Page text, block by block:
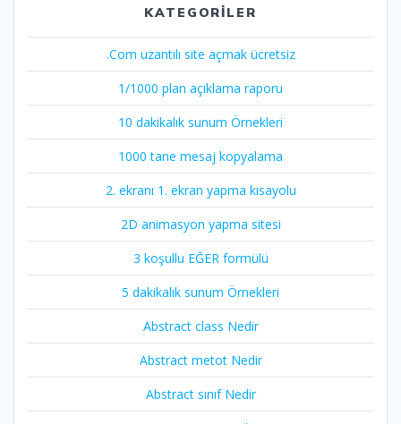
KATEGORILER
.Com uzantılı site açmak ücretsiz
1/1000 plan açıklama raporu
10 dakikalık sunum Örnekleri
1000 tane mesaj kopyalama
2. ekranı 1. ekran yapma kısayolu
2D animasyon yapma sitesi
3 koşullu EĞER formülü
5 dakikalık sunum Örnekleri
Abstract class Nedir
Abstract metot Nedir
Abstract sınıf Nedir